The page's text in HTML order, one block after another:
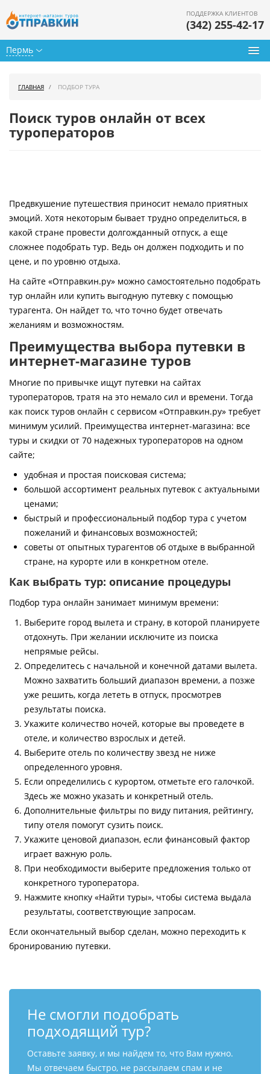
Пермь
ПОДДЕРЖКА КЛИЕНТОВ
(342) 255-42-17
Горящие туры
Страны
Как купить
Контакты
ГЛАВНАЯ ПОДБОР ТУРА
Поиск туров онлайн от всех
туроператоров
Предвкушение путешествия приносит немало приятных
эмоций. Хотя некоторым бывает трудно определиться, в
какой стране провести долгожданный отпуск, а еще
сложнее подобрать тур. Ведь он должен подходить и по
цене, и по уровню отдыха.
На сайте «Отправкин.ру» можно самостоятельно подобрать
тур онлайн или купить выгодную путевку с помощью
турагента. Он найдет то, что точно будет отвечать
желаниям и возможностям.
Преимущества выбора путевки в
интернет-магазине туров
Многие по привычке ищут путевки на сайтах
туроператоров, тратя на это немало сил и времени. Тогда
как поиск туров онлайн с сервисом «Отправкин.ру» требует
минимум усилий. Преимущества интернет-магазина: все
туры и скидки от 70 надежных туроператоров на одном
сайте;
удобная и простая поисковая система;
большой ассортимент реальных путевок с актуальными
ценами;
быстрый и профессиональный подбор тура с учетом
пожеланий и финансовых возможностей;
советы от опытных турагентов об отдыхе в выбранной
стране, на курорте или в конкретном отеле.
Как выбрать тур: описание процедуры
Подбор тура онлайн занимает минимум времени:
Выберите город вылета и страну, в которой планируете
отдохнуть. При желании исключите из поиска
непрямые рейсы.
Определитесь с начальной и конечной датами вылета.
Можно захватить больший диапазон времени, а позже
уже решить, когда лететь в отпуск, просмотрев
результаты поиска.
Укажите количество ночей, которые вы проведете в
отеле, и количество взрослых и детей.
Выберите отель по количеству звезд не ниже
определенного уровня.
Если определились с курортом, отметьте его галочкой.
Здесь же можно указать и конкретный отель.
Дополнительные фильтры по виду питания, рейтингу,
типу отеля помогут сузить поиск.
Укажите ценовой диапазон, если финансовый фактор
играет важную роль.
При необходимости выберите предложения только от
конкретного туроператора.
Нажмите кнопку «Найти туры», чтобы система выдала
результаты, соответствующие запросам.
Если окончательный выбор сделан, можно переходить к
бронированию путевки.
Не смогли подобрать
подходящий тур?
Оставьте заявку, и мы найдем то, что Вам нужно.
Мы отвечаем быстро, не рассылаем спам и не